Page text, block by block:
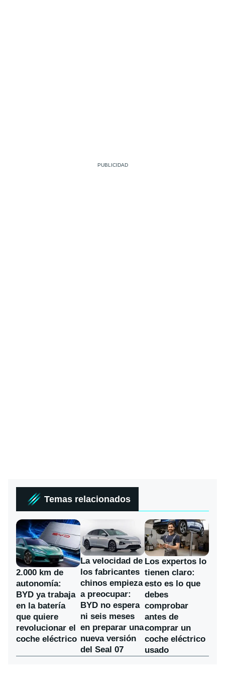
Temas relacionados
2.000 km de
autonomía:
BYD ya trabaja
en la batería
que quiere
revolucionar el
coche eléctrico
La velocidad de
los fabricantes
chinos empieza
a preocupar:
BYD no espera
ni seis meses
en preparar una
nueva versión
del Seal 07
Los expertos lo
tienen claro:
esto es lo que
debes
comprobar
antes de
comprar un
coche eléctrico
usado